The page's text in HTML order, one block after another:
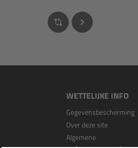
WETTELIJKE INFO
Gegevensbescherming
Over deze site
Algemene